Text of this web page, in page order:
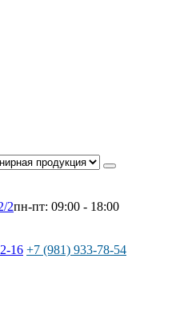
2пн-пт: 09:00 - 18:00
16 +7 (981) 933-78-54